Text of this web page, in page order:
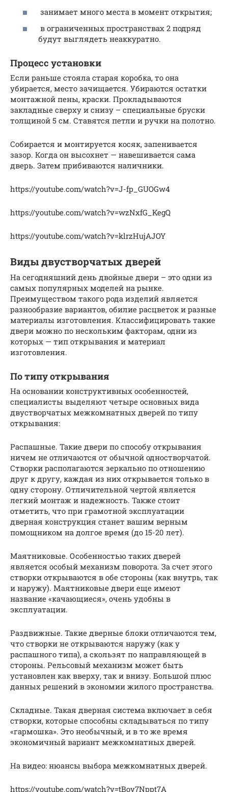
занимает много места в момент открытия;
в ограниченных пространствах 2 подряд
будут выглядеть неаккуратно.
Процесс установки
Если раньше стояла старая коробка, то она
убирается, место зачищается. Убираются остатки
монтажной пены, краски. Прокладываются
закладные сверху и снизу – специальные бруски
толщиной 5 см. Ставятся петли и ручки на полотно.
Собирается и монтируется косяк, запенивается
зазор. Когда он высохнет — навешивается сама
дверь. Затем прибиваются наличники.
https://youtube.com/watch?v=J-fp_GUOGw4
https://youtube.com/watch?v=wzNxfG_KegQ
https://youtube.com/watch?v=klrzHujAJOY
Виды двустворчатых дверей
На сегодняшний день двойные двери – это одни из
самых популярных моделей на рынке.
Преимуществом такого рода изделий является
разнообразие вариантов, обилие расцветок и разные
материалы изготовления. Классифицировать такие
двери можно по нескольким факторам, одни из
которых — тип открывания и материал
изготовления.
По типу открывания
На основании конструктивных особенностей,
специалисты выделяют четыре основных вида
двустворчатых межкомнатных дверей по типу
открывания:
Распашные. Такие двери по способу открывания
ничем не отличаются от обычной одностворчатой.
Створки располагаются зеркально по отношению
друг к другу, каждая из них открывается только в
одну сторону. Отличительной чертой является
легкий монтаж и надежность. Также стоит
отметить, что при грамотной эксплуатации
дверная конструкция станет вашим верным
помощником на долгое время (до 15-20 лет).
Маятниковые. Особенностью таких дверей
является особый механизм поворота. За счет этого
створки открываются в обе стороны (как внутрь, так
и наружу). Маятниковые двери еще имеют
название «качающиеся», очень удобны в
эксплуатации.
Раздвижные. Такие дверные блоки отличаются тем,
что створки не открываются наружу (как у
распашного типа), а скользят по направляющей в
стороны. Рельсовый механизм может быть
установлен как вверху, так и внизу. Большой плюс
данных решений в экономии жилого пространства.
Складные. Такая дверная система включает в себя
створки, которые способны складываться по типу
«гармошка». Это необычный, и в то же время
экономичный вариант межкомнатных дверей.
На видео: нюансы выбора межкомнатных дверей.
https://youtube.com/watch?v=tBoy7Nppt7A